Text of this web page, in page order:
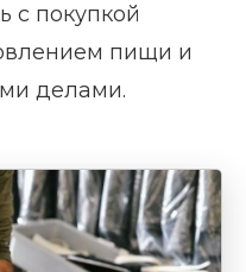
с покупкой
пищи и
делами.